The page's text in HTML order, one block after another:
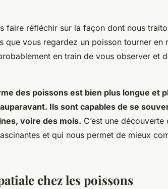
faire réfléchir sur la façon dont nous
que vous regardez un poisson tourner en
en train de vous observer et
des poissons est bien plus longue et
Ils sont capables de se
voire des mois. C’est une
et qui nous permet de mieux
chez les poissons